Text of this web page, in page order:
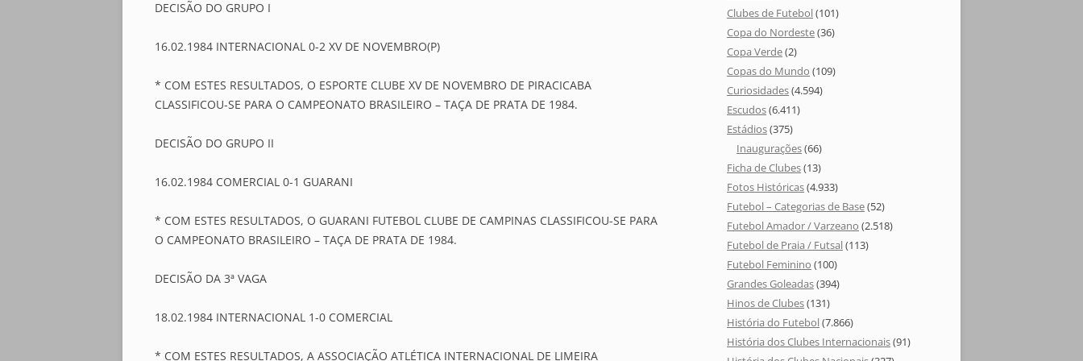
DECISÃO DO GRUPO I
16.02.1984 INTERNACIONAL 0-2 XV DE NOVEMBRO(P)
* COM ESTES RESULTADOS, O ESPORTE CLUBE XV DE NOVEMBRO DE PIRACICABA
CLASSIFICOU-SE PARA O CAMPEONATO BRASILEIRO – TAÇA DE PRATA DE 1984.
DECISÃO DO GRUPO II
16.02.1984 COMERCIAL 0-1 GUARANI
* COM ESTES RESULTADOS, O GUARANI FUTEBOL CLUBE DE CAMPINAS CLASSIFICOU-SE PARA
O CAMPEONATO BRASILEIRO – TAÇA DE PRATA DE 1984.
DECISÃO DA 3ª VAGA
18.02.1984 INTERNACIONAL 1-0 COMERCIAL
* COM ESTES RESULTADOS, A ASSOCIAÇÃO ATLÉTICA INTERNACIONAL DE LIMEIRA
Clubes de Futebol(101)
Copa do Nordeste(36)
Copa Verde(2)
Copas do Mundo (109)
Curiosidades(4.594)
Escudos(6.411)
Estádios(375)
Inaugurações(66)
Ficha de Clubes(13)
Fotos Históricas(4.933)
Futebol – Categorias de Base(52)
Futebol Amador / Varzeano (2.518)
Futebol de Praia / Futsal(113)
Futebol Feminino (100)
Grandes Goleadas(394)
Hinos de Clubes(131)
História do Futebol(7.866)
História dos Clubes Internacionais(91)